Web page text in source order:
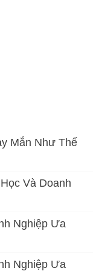
Mắn Như Thế
Và Doanh
Nghiệp Ưa
Nghiệp Ưa